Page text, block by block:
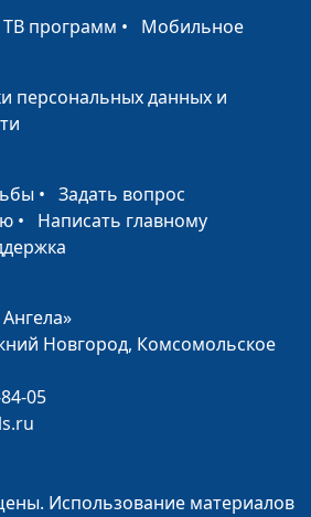
Василий Половинко,
психолог-консультант,
священнослужитель
Игорь Кириченко,
священнослужитель
программ • Мобильное
персональных данных и
• Задать вопрос
• Написать главному
Новгород, Комсомольское
05
Использование материалов